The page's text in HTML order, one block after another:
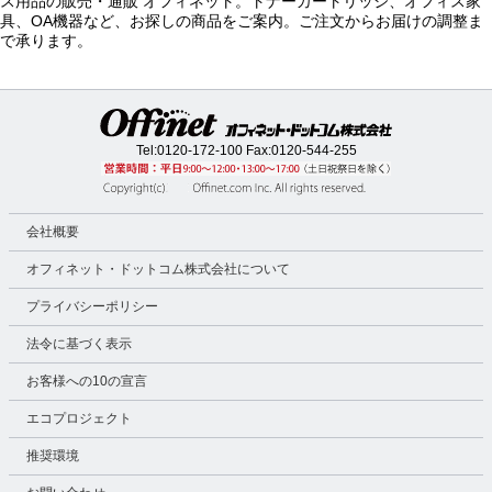
具、OA機器など、お探しの商品をご案内。ご注文からお届けの調整ま
で承ります。
Tel:0120-172-100Fax:0120-544-255
会社概要
オフィネット・ドットコム株式会社について
プライバシーポリシー
法令に基づく表示
お客様への10の宣言
エコプロジェクト
推奨環境